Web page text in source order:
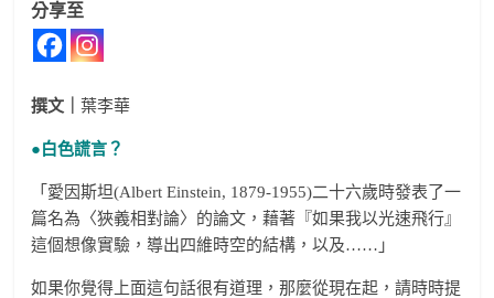
分享至
撰文｜葉李華
●白色謊言？
「愛因斯坦(Albert Einstein, 1879-1955)二十六歲時發表了一
篇名為〈狹義相對論〉的論文，藉著『如果我以光速飛行』
這個想像實驗，導出四維時空的結構，以及……」
如果你覺得上面這句話很有道理，那麼從現在起，請時時提